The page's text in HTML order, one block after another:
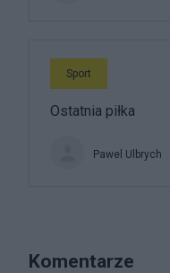
Sport
Ostatnia piłka
Pawel Ulbrych
Komentarze